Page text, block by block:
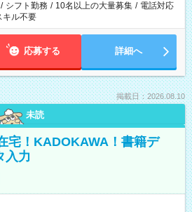
/ シフト勤務 / 10名以上の大量募集 / 電話対応
キル不要
応募する 詳細へ
掲載日：2026.08.10
未読
宅！KADOKAWA！書籍デ
入力